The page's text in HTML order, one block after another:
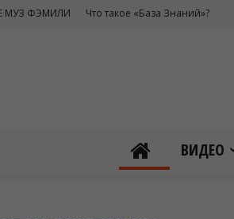
МУЗ ФЭМИЛИ Что такое «База Знаний»?
ВИДЕО